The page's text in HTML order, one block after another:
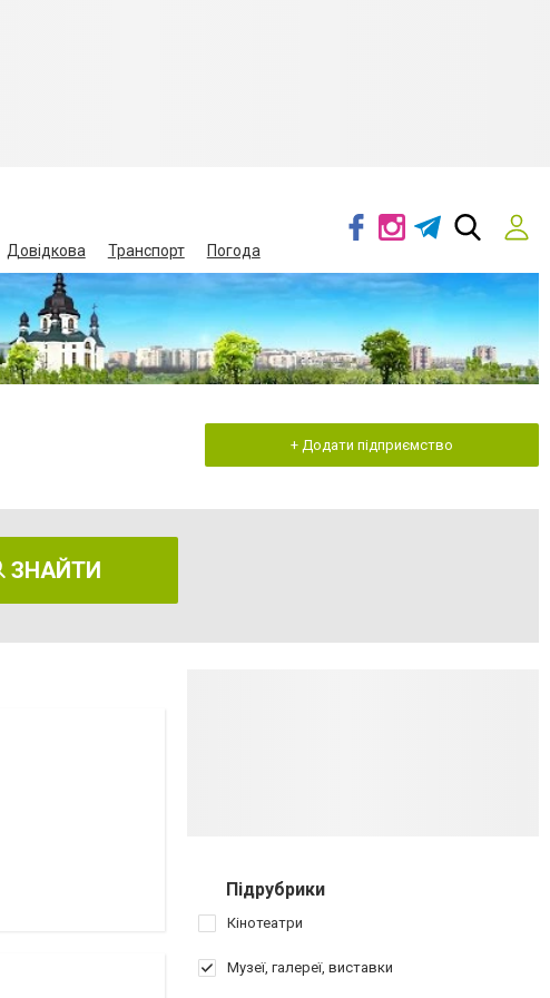
Довідкова Транспорт Погода
+ Додати підприємство
ЗНАЙТИ
Підрубрики
Кінотеатри
Музеї, галереї, виставки